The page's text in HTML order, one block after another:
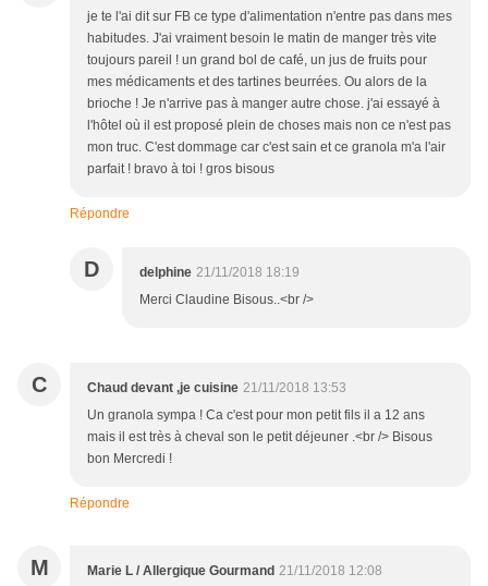
je te l'ai dit sur FB ce type d'alimentation n'entre pas dans mes
habitudes. J'ai vraiment besoin le matin de manger très vite
toujours pareil ! un grand bol de café, un jus de fruits pour
mes médicaments et des tartines beurrées. Ou alors de la
brioche ! Je n'arrive pas à manger autre chose. j'ai essayé à
l'hôtel où il est proposé plein de choses mais non ce n'est pas
mon truc. C'est dommage car c'est sain et ce granola m'a l'air
parfait ! bravo à toi ! gros bisous
Répondre
D delphine 21/11/2018 18:19
Merci Claudine Bisous..<br />
C Chaud devant ,je cuisine 21/11/2018 13:53
Un granola sympa ! Ca c'est pour mon petit fils il a 12 ans
mais il est très à cheval son le petit déjeuner .<br /> Bisous
bon Mercredi !
Répondre
M Marie L / Allergique Gourmand 21/11/2018 12:08